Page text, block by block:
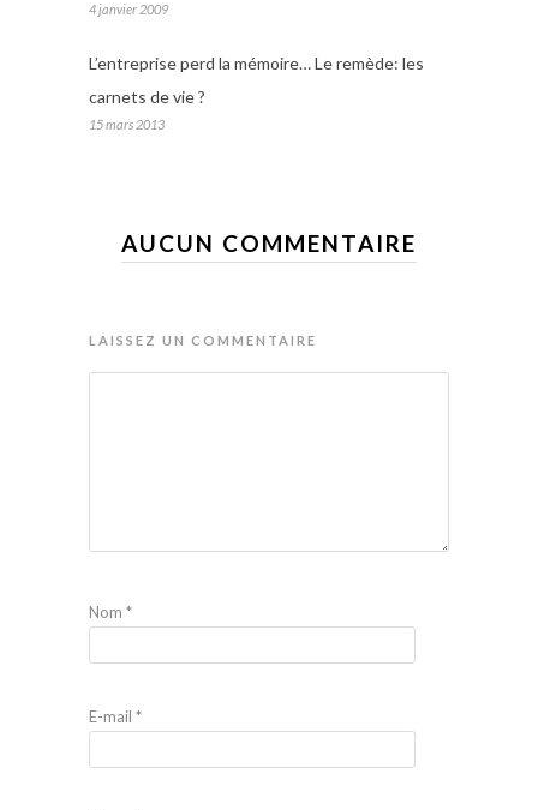
4 janvier 2009
L’entreprise perd la mémoire… Le remède: les
carnets de vie ?
15 mars 2013
AUCUN COMMENTAIRE
LAISSEZ UN COMMENTAIRE
Nom *
E-mail *